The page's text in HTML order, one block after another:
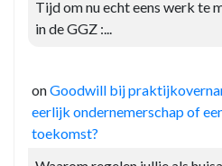
Tijd om nu echt eens werk te
in de GGZ :...
onGoodwill bij
eerlijk ondernemerschap of
toekomst?